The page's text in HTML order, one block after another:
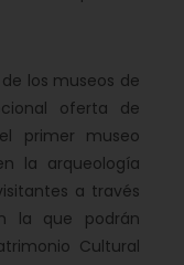
los museos de
oferta de
primer museo
la arqueología
a través
la que podrán
Cultural